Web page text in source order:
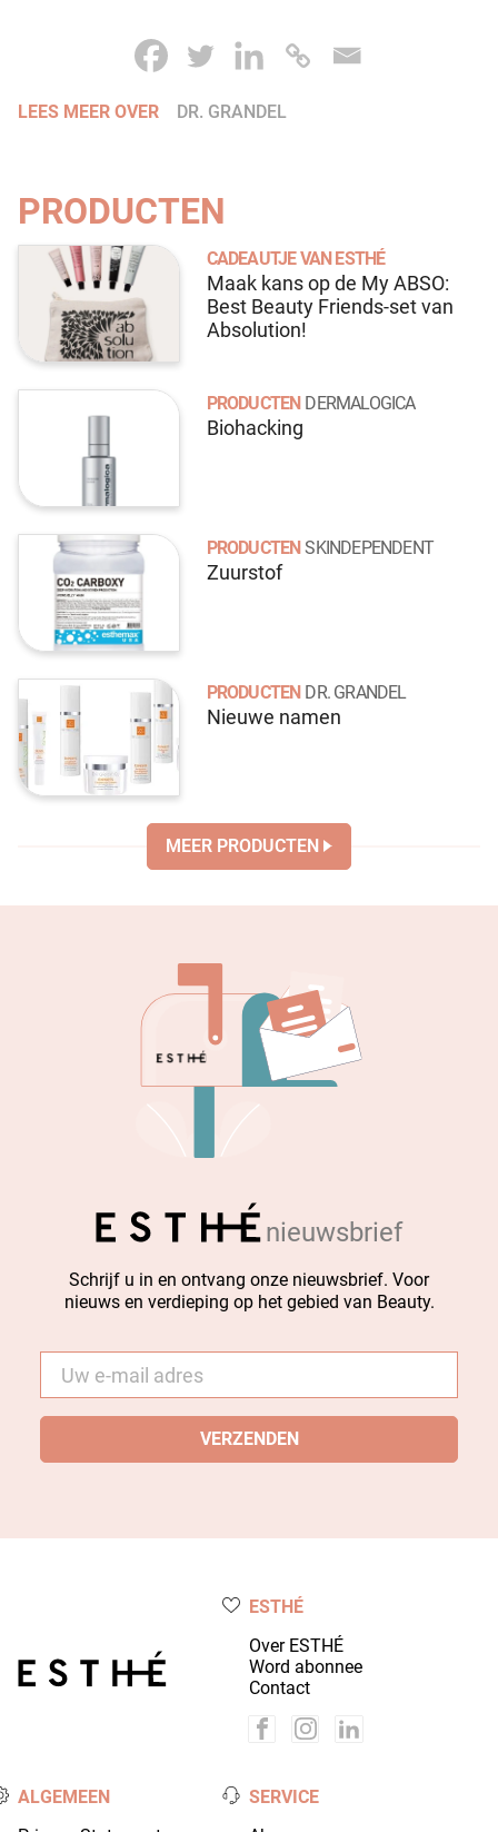
LEES MEER OVER DR. GRANDEL
PRODUCTEN
CADEAUTJE VAN ESTHÉ
Maak kans op de My ABSO:
Best Beauty Friends-set van
Absolution!
PRODUCTEN DERMALOGICA
Biohacking
PRODUCTEN SKINDEPENDENT
Zuurstof
PRODUCTEN DR. GRANDEL
Nieuwe namen
MEER PRODUCTEN
nieuwsbrief
Schrijf u in en ontvang onze nieuwsbrief. Voor
nieuws en verdieping op het gebied van Beauty.
mail *
ESTHÉ
Over ESTHÉ
Word abonnee
Contact
ALGEMEEN
SERVICE